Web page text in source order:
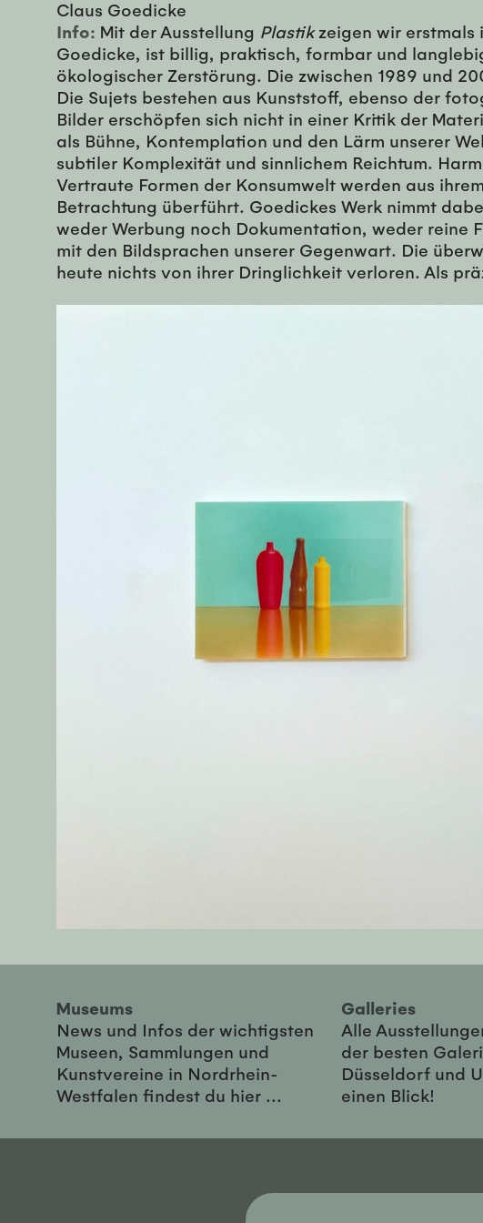
Claus Goedicke
Info: Mit der Ausstellung Plastikzeigen wir
Goedicke, ist billig, praktisch, formbar und
ökologischer Zerstörung. Die zwischen 1989 und
Die Sujets bestehen aus Kunststoff, ebenso der
Bilder erschöpfen sich nicht in einer Kritik der
als Bühne, Kontemplation und den Lärm unserer
subtiler Komplexität und sinnlichem Reichtum.
Vertraute Formen der Konsumwelt werden aus
Betrachtung überführt. Goedickes Werk nimmt
weder Werbung noch Dokumentation, weder reine
mit den Bildsprachen unserer Gegenwart. Die
heute nichts von ihrer Dringlichkeit verloren. Als
Museums
News und Infos der wichtigsten
Museen, Sammlungen und
Kunstvereine in Nordrhein-
Westfalen findest du hier ...
Galleries
Alle
der besten
Düsseldorf und
einen Blick!